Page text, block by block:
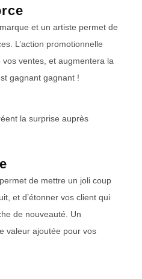
et un artiste permet de
L’action promotionnelle
ventes, et augmentera la
gagnant gagnant !
de mettre un joli coup
et d’étonner vos client qui
de nouveauté. Un
valeur ajoutée pour vos